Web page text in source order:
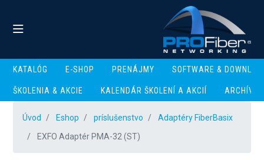
KATALÓG E-SHOP PRENÁJMY SOFTWARE &
ŠKOLENIA & AKCIE KALENDÁR ŠKOLENÍ A AKCIÍ ARCHÍV
Úvod Eshop príslušenstvo
Adaptéry FiberBasix
EXFO Adaptér PMA-32 (ST)